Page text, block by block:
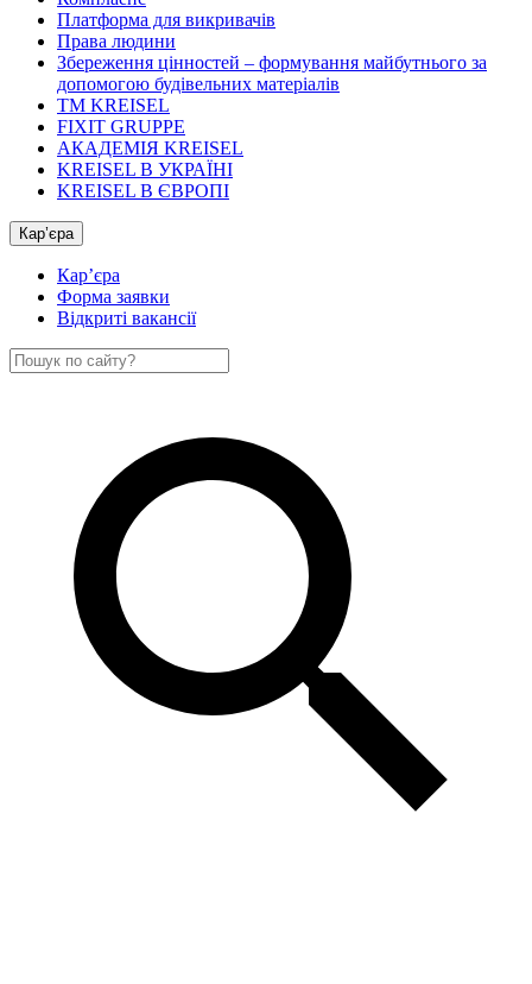
Платформа для викривачів
Права людини
Збереження цінностей – формування майбутнього за
допомогою будівельних матеріалів
ТМ KREISEL
FIXIT GRUPPE
АКАДЕМІЯ KREISEL
KREISEL В УКРАЇНІ
KREISEL В ЄВРОПІ
Кар’єра
Кар’єра
Форма заявки
Відкриті вакансії